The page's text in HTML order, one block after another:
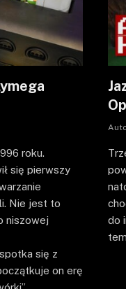
roku.
się pierwszy
Nie jest to
niszowej
się z
on erę
do